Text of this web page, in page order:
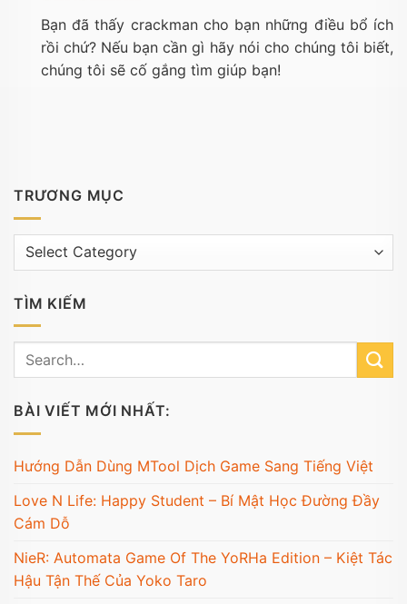
Bạn đã thấy crackman cho bạn những điều bổ ích
rồi chứ? Nếu bạn cần gì hãy nói cho chúng tôi biết,
chúng tôi sẽ cố gắng tìm giúp bạn!
TRƯƠNG MỤC
Trương
TÌM KIẾM
BÀI VIẾT MỚI NHẤT:
Hướng Dẫn Dùng MTool Dịch Game Sang Tiếng Việt
Love N Life: Happy Student – Bí Mật Học Đường Đầy
Cám Dỗ
NieR: Automata Game Of The YoRHa Edition – Kiệt Tác
Hậu Tận Thế Của Yoko Taro